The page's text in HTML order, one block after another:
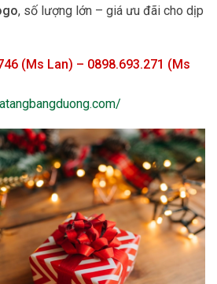
, số lượng lớn – giá ưu đãi cho dịp
(Ms Lan) – 0898.693.271 (Ms